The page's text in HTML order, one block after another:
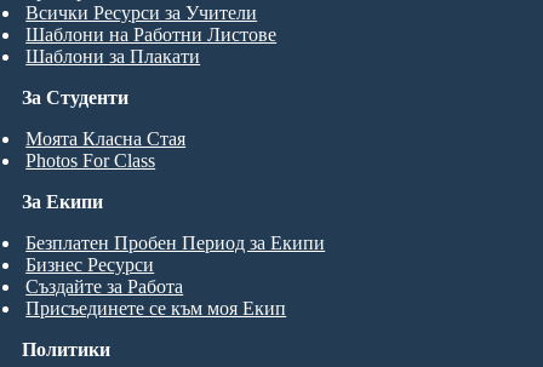
За Студенти
Моята Класна Стая
Photos For Class
Всички Ресурси за Учители
Шаблони на Работни Листове
Шаблони за Плакати
За Екипи
Безплатен Пробен Период за Екипи
Бизнес Ресурси
Създайте за Работа
Присъединете се към моя Екип
Политики